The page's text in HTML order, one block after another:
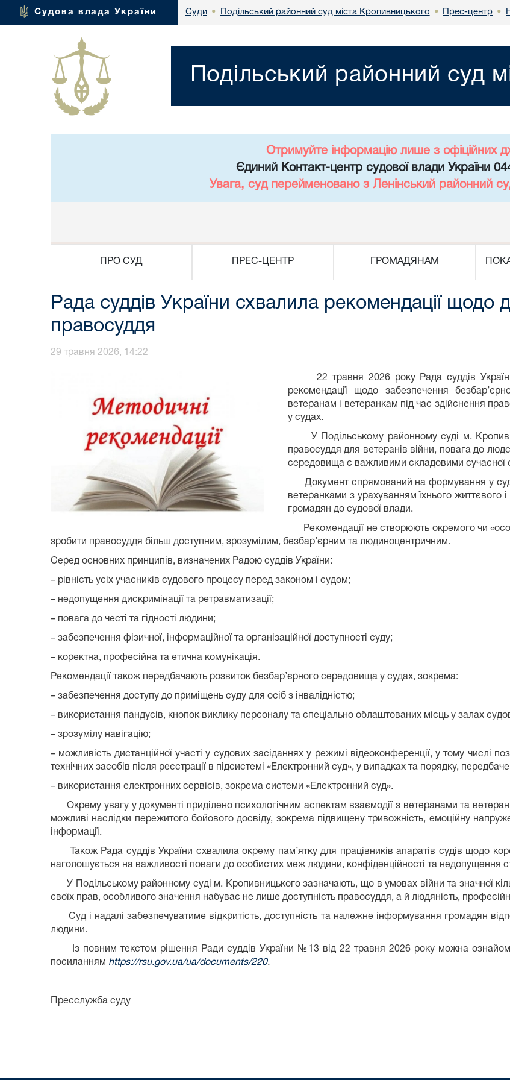
Судова влада України Суди • Подільський районний суд міста Кропивницького • Прес-центр •
Подільський районний суд
Отримуйте інформацію лише з офіційних
Єдиний Контакт-центр судової влади України
Увага, суд перейменовано з Ленінський районний
ПРО СУД ПРЕС-ЦЕНТР ГРОМАДЯНАМ
Рада суддів України схвалила рекомендації щодо
правосуддя
29 травня 2026, 14:22
22 травня 2026 року Рада суддів
рекомендації щодо забезпечення
ветеранам і ветеранкам під час здійснення
у судах.
У Подільському районному суді м.
правосуддя для ветеранів війни, повага до
середовища є важливими складовими сучасної
Документ спрямований на формування у
ветеранками з урахуванням їхнього життєвого
громадян до судової влади.
Рекомендації не створюють окремого чи
зробити правосуддя більш доступним, зрозумілим, безбар’єрним та людиноцентричним.
Серед основних принципів, визначених Радою суддів України:
– рівність усіх учасників судового процесу перед законом і судом;
– недопущення дискримінації та ретравматизації;
– повага до честі та гідності людини;
– забезпечення фізичної, інформаційної та організаційної доступності суду;
– коректна, професійна та етична комунікація.
Рекомендації також передбачають розвиток безбар’єрного середовища у судах, зокрема:
– забезпечення доступу до приміщень суду для осіб з інвалідністю;
– використання пандусів, кнопок виклику персоналу та спеціально облаштованих місць у залах
– зрозумілу навігацію;
– можливість дистанційної участі у судових засіданнях у режимі відеоконференції, у тому
технічних засобів після реєстрації в підсистемі «Електронний суд», у випадках та порядку,
– використання електронних сервісів, зокрема системи «Електронний суд».
Окрему увагу у документі приділено психологічним аспектам взаємодії з ветеранами та
можливі наслідки пережитого бойового досвіду, зокрема підвищену тривожність, емоційну
інформації.
Також Рада суддів України схвалила окрему пам’ятку для працівників апаратів судів щодо
наголошується на важливості поваги до особистих меж людини, конфіденційності та недопущення
У Подільському районному суді м. Кропивницького зазначають, що в умовах війни та значної
своїх прав, особливого значення набуває не лише доступність правосуддя, а й людяність,
Суд і надалі забезпечуватиме відкритість, доступність та належне інформування громадян
людини.
Із повним текстом рішення Ради суддів України №13 від 22 травня 2026 року можна
посиланням https://rsu.gov.ua/ua/documents/220.
Пресслужба суду